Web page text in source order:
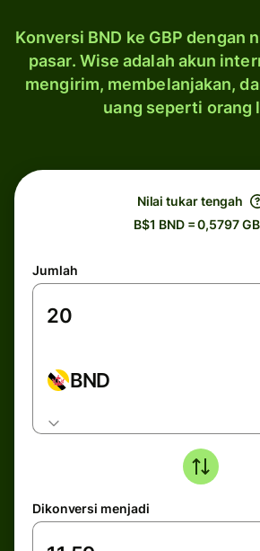
Konversi BND ke GBP dengan
pasar. Wise adalah akun
mengirim, membelanjakan,
uang seperti orang
Nilai tukar tengah
B$1 BND = 0,5797
Jumlah
BND
Dikonversi menjadi